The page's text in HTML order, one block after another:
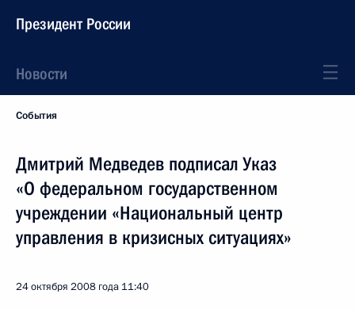
Президент России
Новости
События
Дмитрий Медведев подписал Указ
«О федеральном государственном
учреждении «Национальный центр
управления в кризисных ситуациях»
24 октября 2008 года 11:40